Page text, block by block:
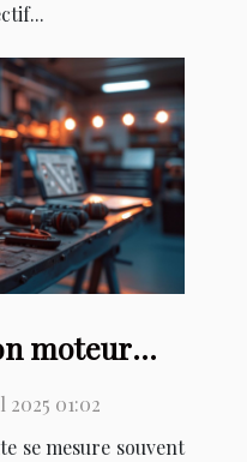
moteur
01:02
se mesure souvent